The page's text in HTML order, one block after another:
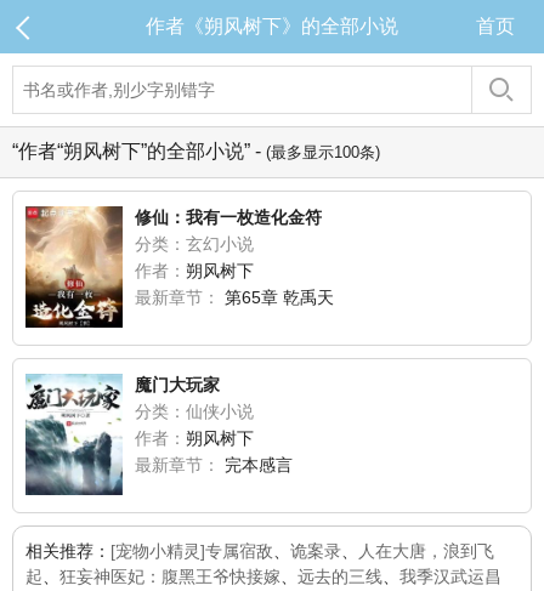
作者《朔风树下》的全部小说 首页
“作者“朔风树下”的全部小说” - (最多显示100条)
修仙：我有一枚造化金符
分类：玄幻小说
作者： 朔风树下
最新章节：
第65章 乾禹天
魔门大玩家
分类：仙侠小说
作者： 朔风树下
最新章节：
完本感言
相关推荐： [宠物小精灵]专属宿敌 诡案录
人在大唐，浪到飞
起
狂妄神医妃：腹黑王爷快接嫁 远去的三线
我季汉武运昌